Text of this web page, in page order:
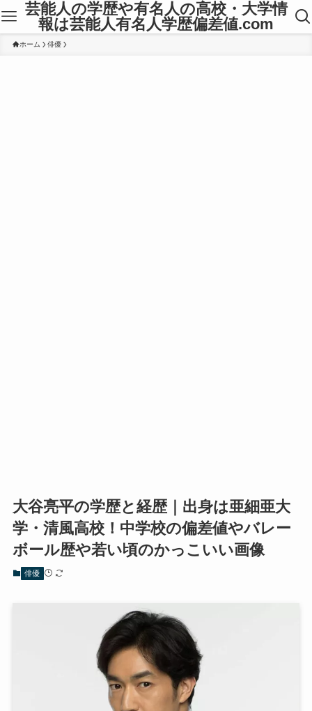
芸能人の学歴や有名人の高校・大学情
報は芸能人有名人学歴偏差値.com
ホーム 俳優
大谷亮平の学歴と経歴｜出身は亜細亜大
学・清風高校！中学校の偏差値やバレー
ボール歴や若い頃のかっこいい画像
俳優